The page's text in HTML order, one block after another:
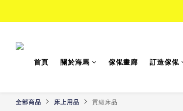
首頁 關於海馬 傢俬畫廊 訂造傢俬
全部商品 床上用品 貢緞床品